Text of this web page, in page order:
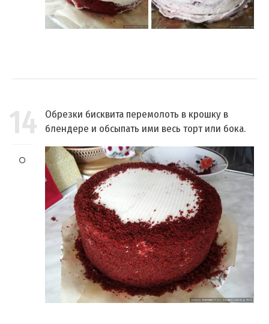
14
Обрезки бисквита перемолоть в крошку в
блендере и обсыпать ими весь торт или бока.